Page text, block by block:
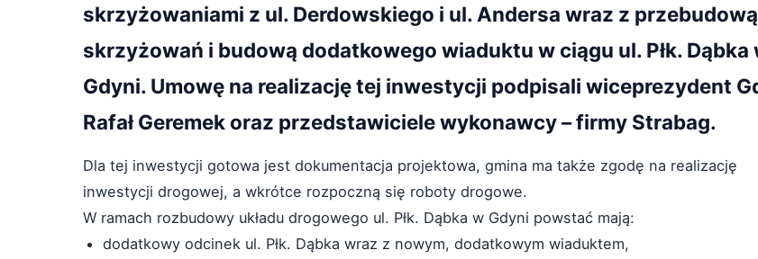
skrzyżowaniami z ul. Derdowskiego i ul. Andersa wraz z przebudową
skrzyżowań i budową dodatkowego wiaduktu w ciągu ul. Płk. Dąbka
Gdyni. Umowę na realizację tej inwestycji podpisali wiceprezydent
Rafał Geremek oraz przedstawiciele wykonawcy – firmy Strabag.
Dla tej inwestycji gotowa jest dokumentacja projektowa, gmina ma także zgodę na realizację
inwestycji drogowej, a wkrótce rozpoczną się roboty drogowe.
W ramach rozbudowy układu drogowego ul. Płk. Dąbka w Gdyni powstać mają:
dodatkowy odcinek ul. Płk. Dąbka wraz z nowym, dodatkowym wiaduktem,